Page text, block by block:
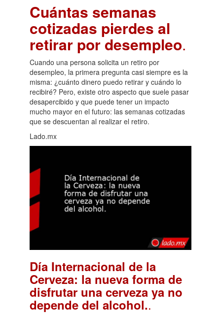
Cuántas semanas
cotizadas pierdes al
retirar por desempleo.
Cuando una persona solicita un retiro por
desempleo, la primera pregunta casi siempre es la
misma: ¿cuánto dinero puedo retirar y cuándo lo
recibiré? Pero, existe otro aspecto que suele pasar
desapercibido y que puede tener un impacto
mucho mayor en el futuro: las semanas cotizadas
que se descuentan al realizar el retiro.
Lado.mx
Día Internacional de la
Cerveza: la nueva forma de
disfrutar una cerveza ya no
depende del alcohol..